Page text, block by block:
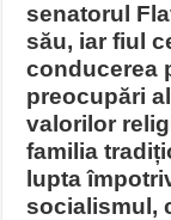
senatorul
său, iar fiul
conducerea
preocupări
valorilor
familia
lupta
socialismul,